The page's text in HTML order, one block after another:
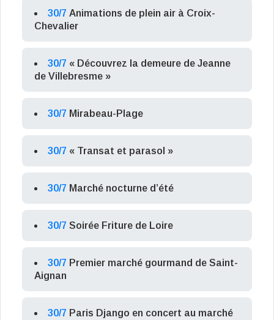
30/7 Animations de plein air à Croix-
Chevalier
30/7 « Découvrez la demeure de Jeanne
de Villebresme »
30/7 Mirabeau-Plage
30/7 « Transat et parasol »
30/7 Marché nocturne d’été
30/7 Soirée Friture de Loire
30/7 Premier marché gourmand de Saint-
Aignan
30/7 Paris Django en concert au marché